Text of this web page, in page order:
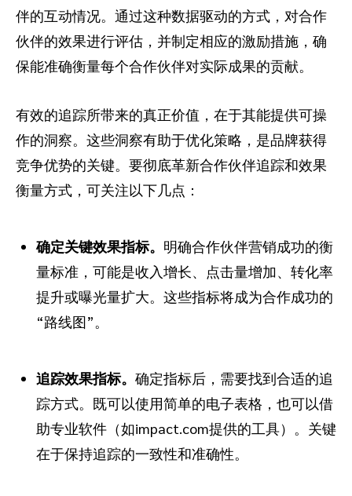
伴的互动情况。通过这种数据驱动的方式，对合作
伙伴的效果进行评估，并制定相应的激励措施，确
保能准确衡量每个合作伙伴对实际成果的贡献。
有效的追踪所带来的真正价值，在于其能提供可操
作的洞察。这些洞察有助于优化策略，是品牌获得
竞争优势的关键。要彻底革新合作伙伴追踪和效果
衡量方式，可关注以下几点：
确定关键效果指标。 明确合作伙伴营销成功的衡
量标准，可能是收入增长、点击量增加、转化率
提升或曝光量扩大。这些指标将成为合作成功的
“路线图”。
追踪效果指标。 确定指标后，需要找到合适的追
踪方式。既可以使用简单的电子表格，也可以借
助专业软件（如impact.com提供的工具）。关键
在于保持追踪的一致性和准确性。